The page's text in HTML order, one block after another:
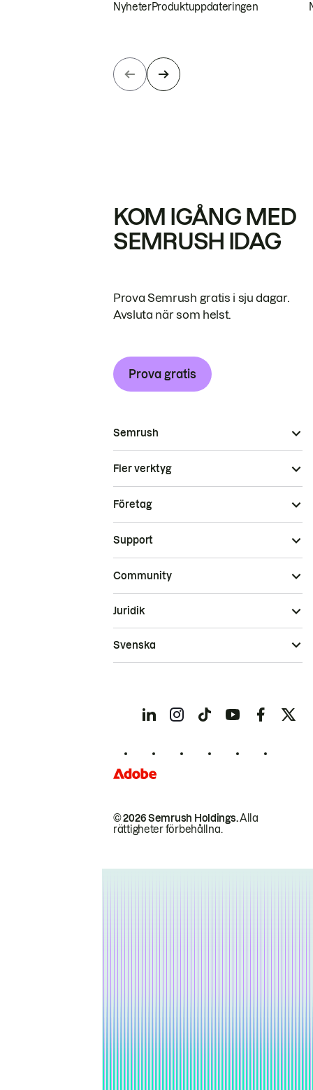
NyheterProduktuppdateringen
KOM IGÅNG MED
SEMRUSH IDAG
Prova Semrush gratis i sju dagar.
Avsluta när som helst.
Prova gratis
Semrush
Fler verktyg
Företag
Support
Community
© 2026 Semrush Holdings.Alla
rättigheter förbehållna.
Juridik
Svenska